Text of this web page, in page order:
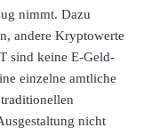
nimmt. Dazu
andere Kryptowerte
sind keine E-Geld-
einzelne amtliche
nicht